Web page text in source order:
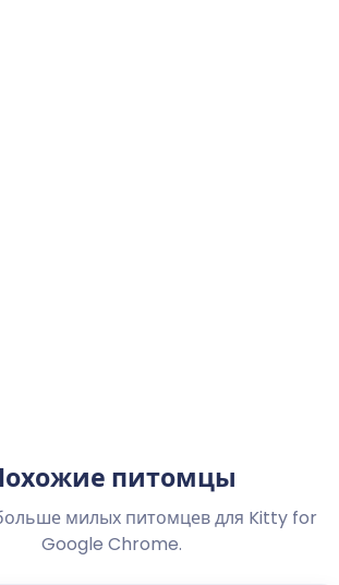
питомцы
милых питомцев для Kitty for
Google Chrome.